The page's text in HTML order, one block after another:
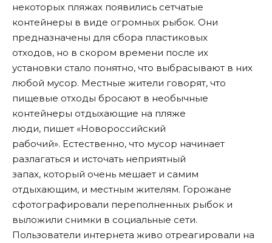
некоторых пляжах появились сетчатые
контейнеры в виде огромных рыбок. Они
предназначены для сбора пластиковых
отходов, но в скором времени после их
установки стало понятно, что выбрасывают в них
любой мусор. Местные жители говорят, что
пищевые отходы бросают в необычные
контейнеры отдыхающие на пляже
люди, пишет «Новороссийский
рабочий». Естественно, что мусор начинает
разлагаться и источать неприятный
запах, который очень мешает и самим
отдыхающим, и местным жителям. Горожане
сфотографировали переполненных рыбок и
выложили снимки в социальные сети.
Пользователи интернета живо отреагировали на